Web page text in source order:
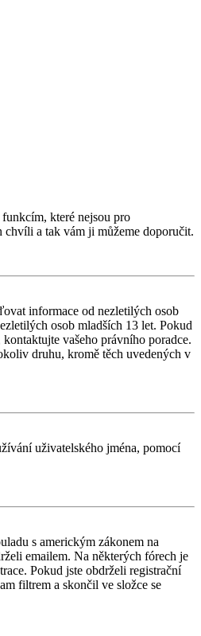
které nejsou pro
chvíli a tak vám ji můžeme doporučit.
informace od nezletilých osob
osob mladších 13 let. Pokud
vašeho právního poradce.
druhu, kromě těch uvedených v
uživatelského jména, pomocí
s americkým zákonem na
emailem. Na některých fórech je
Pokud jste obdrželi registrační
filtrem a skončil ve složce se